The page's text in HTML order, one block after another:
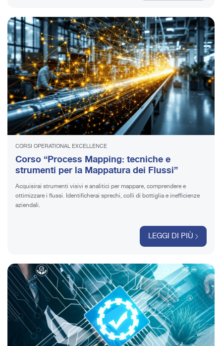
CORSI OPERATIONAL EXCELLENCE
Corso “Process Mapping: tecniche e
strumenti per la Mappatura dei Flussi”
Acquisirai strumenti visivi e analitici per mappare, comprendere e
ottimizzare i flussi. Identificherai sprechi, colli di bottiglia e inefficienze
aziendali.
LEGGI DI PIÙ